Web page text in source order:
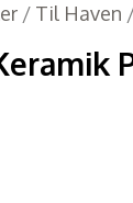
/ Til Haven